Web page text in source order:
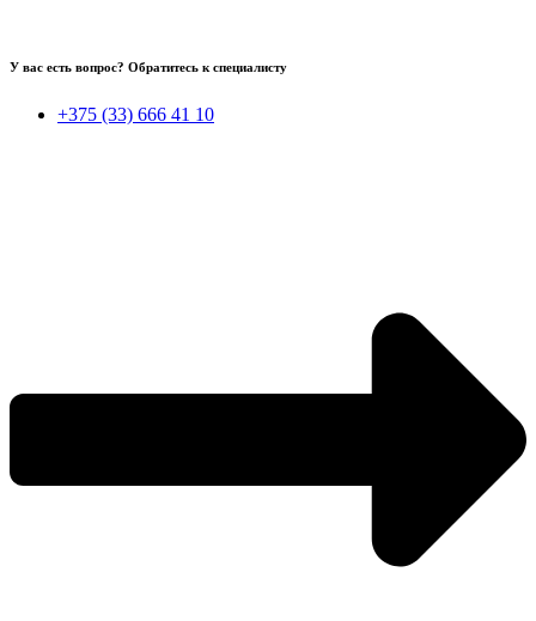
У вас есть вопрос? Обратитесь к специалисту
+375 (33) 666 41 10